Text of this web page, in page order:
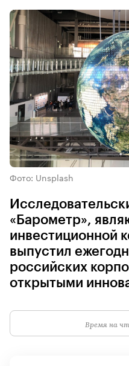
Фото: Unsplash
«Барометр»,
инвестиционной
выпустил
российских
открытыми
Время на